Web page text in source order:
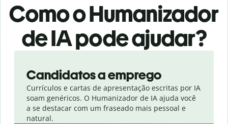
Como o Humanizador
de IA pode ajudar?
Candidatos a emprego
Currículos e cartas de apresentação escritas por IA
soam genéricos. O Humanizador de IA ajuda você
a se destacar com um fraseado mais pessoal e
natural.